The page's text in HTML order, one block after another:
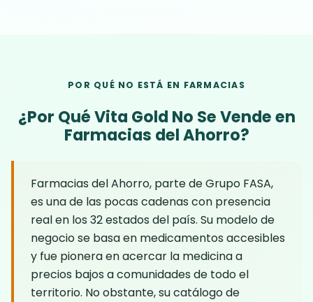
POR QUÉ NO ESTÁ EN FARMACIAS
¿Por Qué Vita Gold No Se Vende en
Farmacias del Ahorro?
Farmacias del Ahorro, parte de Grupo FASA,
es una de las pocas cadenas con presencia
real en los 32 estados del país. Su modelo de
negocio se basa en medicamentos accesibles
y fue pionera en acercar la medicina a
precios bajos a comunidades de todo el
territorio. No obstante, su catálogo de